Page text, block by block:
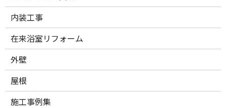
内装工事
在来浴室リフォーム
外壁
屋根
施工事例集